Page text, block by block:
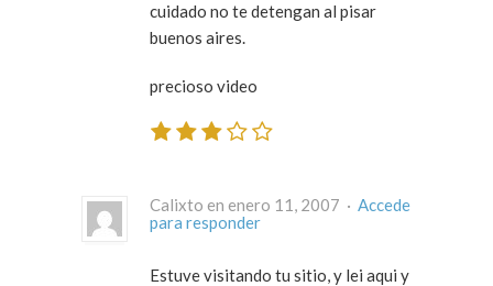
cuidado no te detengan al pisar
buenos aires.
precioso video
Calixto en enero 11, 2007 · Accede
para responder
Estuve visitando tu sitio, y lei aqui y